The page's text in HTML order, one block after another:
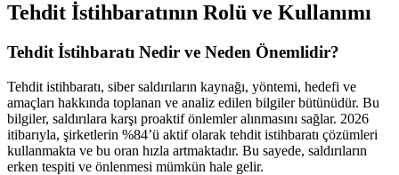
Tehdit İstihbaratının Rolü ve Kullanımı
Tehdit İstihbaratı Nedir ve Neden Önemlidir?
Tehdit istihbaratı, siber saldırıların kaynağı, yöntemi, hedefi ve
amaçları hakkında toplanan ve analiz edilen bilgiler bütünüdür. Bu
bilgiler, saldırılara karşı proaktif önlemler alınmasını sağlar. 2026
itibarıyla, şirketlerin %84’ü aktif olarak tehdit istihbaratı çözümleri
kullanmakta ve bu oran hızla artmaktadır. Bu sayede, saldırıların
erken tespiti ve önlenmesi mümkün hale gelir.